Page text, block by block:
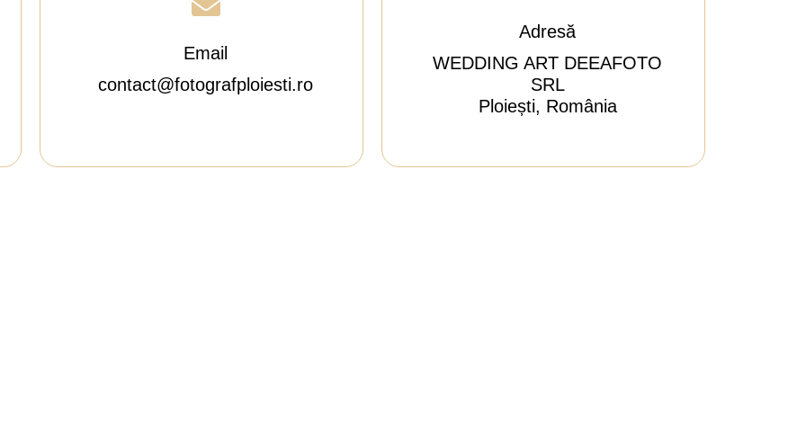
Email
contact@fotografploiesti.ro
Adresă
WEDDING ART DEEAFOTO
SRL
Ploiești, România